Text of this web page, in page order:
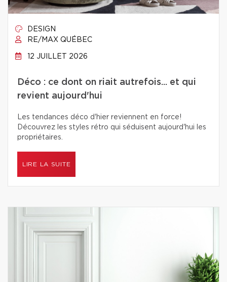
DESIGN
RE/MAX QUÉBEC
12 JUILLET 2026
Déco : ce dont on riait autrefois... et qui
revient aujourd'hui
Les tendances déco d'hier reviennent en force!
Découvrez les styles rétro qui séduisent aujourd'hui les
propriétaires.
LIRE LA SUITE